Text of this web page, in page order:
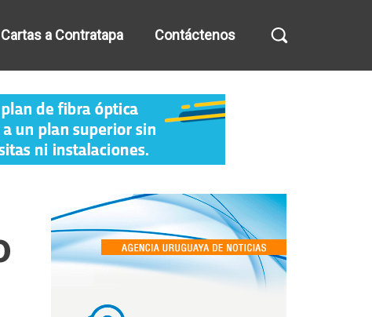
Cartas a Contratapa Contáctenos